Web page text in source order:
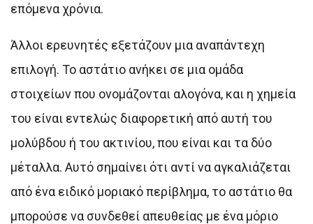
επόμενα χρόνια.
Άλλοι ερευνητές εξετάζουν μια αναπάντεχη
επιλογή. Το αστάτιο ανήκει σε μια ομάδα
στοιχείων που ονομάζονται αλογόνα, και η χημεία
του είναι εντελώς διαφορετική από αυτή του
μολύβδου ή του ακτινίου, που είναι και τα δύο
μέταλλα. Αυτό σημαίνει ότι αντί να αγκαλιάζεται
από ένα ειδικό μοριακό περίβλημα, το αστάτιο θα
μπορούσε να συνδεθεί απευθείας με ένα μόριο